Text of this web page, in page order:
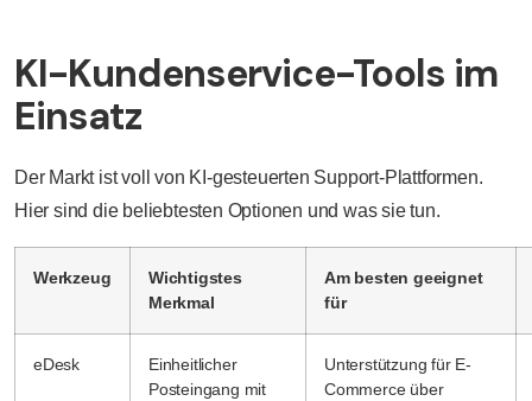
KI-Kundenservice-Tools im
Einsatz
Der Markt ist voll von KI-gesteuerten Support-Plattformen.
Hier sind die beliebtesten Optionen und was sie tun.
Werkzeug
Wichtigstes
Merkmal
Am besten geeignet
für
eDesk
Einheitlicher
Posteingang mit
Unterstützung für E-
Commerce über